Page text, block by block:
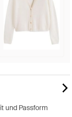
und Passform